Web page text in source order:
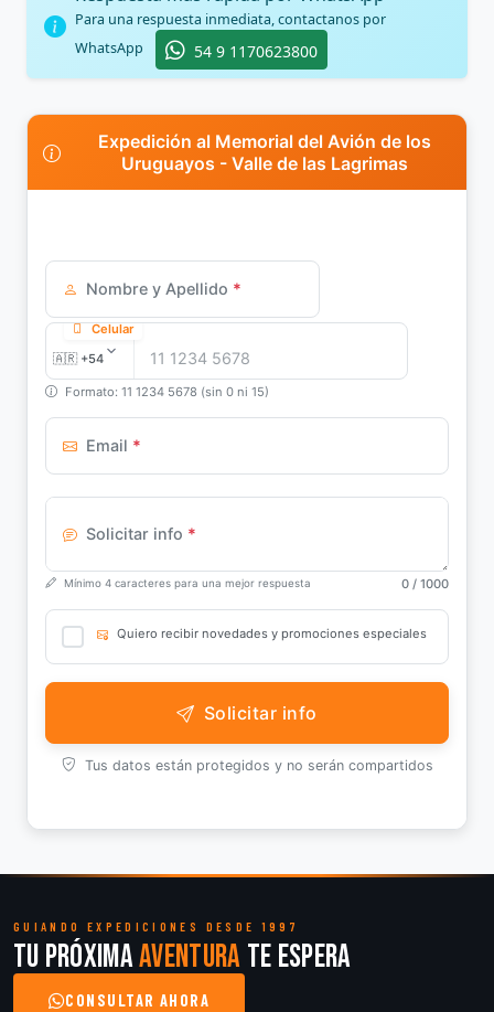
Para una respuesta inmediata, contactanos por
WhatsApp
54 9 1170623800
Expedición al Memorial del Avión de los
Uruguayos - Valle de las Lagrimas
Nombre y Apellido *
Celular
Formato: 11 1234 5678 (sin 0 ni 15)
Email *
Solicitar info *
Mínimo 4 caracteres para una mejor respuesta 0 / 1000
Quiero recibir novedades y promociones especiales
Solicitar info
Tus datos están protegidos y no serán compartidos
GUIANDO EXPEDICIONES DESDE 1997
Tu próximaaventura te espera
CONSULTAR AHORA